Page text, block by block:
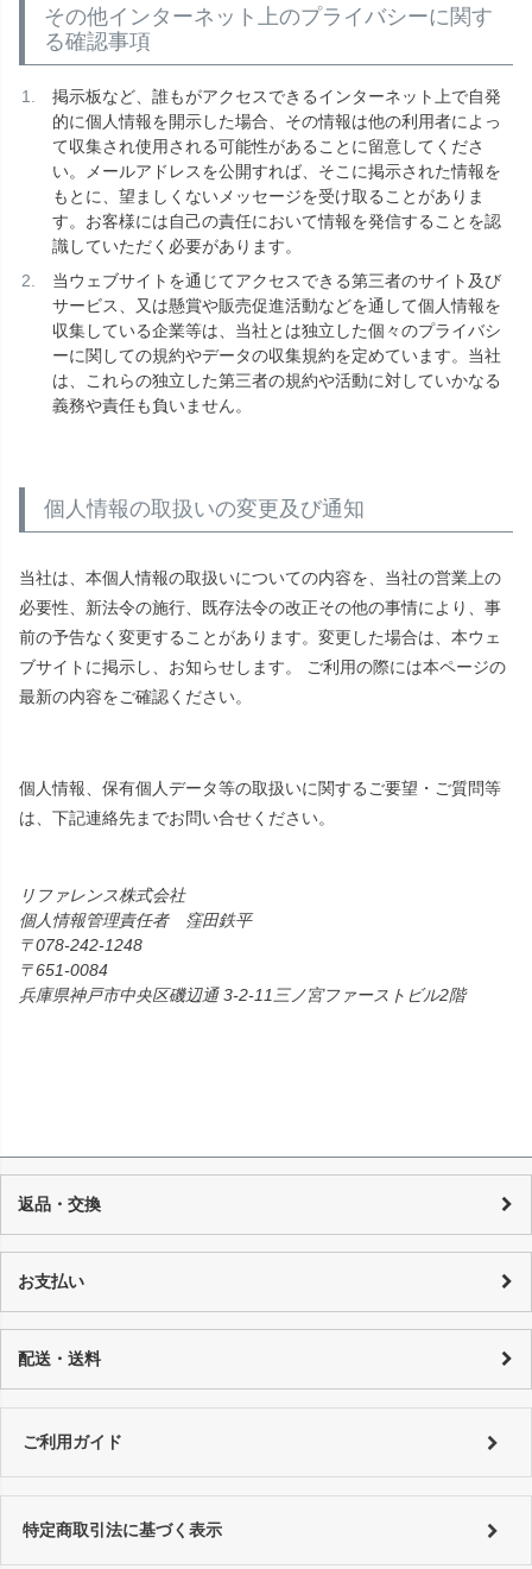
その他インターネット上のプライバシーに関す
る確認事項
掲示板など、誰もがアクセスできるインターネット上で自発
的に個人情報を開示した場合、その情報は他の利用者によっ
て収集され使用される可能性があることに留意してくださ
い。メールアドレスを公開すれば、そこに掲示された情報を
もとに、望ましくないメッセージを受け取ることがありま
す。お客様には自己の責任において情報を発信することを認
識していただく必要があります。
当ウェブサイトを通じてアクセスできる第三者のサイト及び
サービス、又は懸賞や販売促進活動などを通して個人情報を
収集している企業等は、当社とは独立した個々のプライバシ
ーに関しての規約やデータの収集規約を定めています。当社
は、これらの独立した第三者の規約や活動に対していかなる
義務や責任も負いません。
個人情報の取扱いの変更及び通知
当社は、本個人情報の取扱いについての内容を、当社の営業上の
必要性、新法令の施行、既存法令の改正その他の事情により、事
前の予告なく変更することがあります。変更した場合は、本ウェ
ブサイトに掲示し、お知らせします。 ご利用の際には本ページの
最新の内容をご確認ください。
個人情報、保有個人データ等の取扱いに関するご要望・ご質問等
は、下記連絡先までお問い合せください。
リファレンス株式会社
個人情報管理責任者 窪田鉄平
078-242-1248
〒651-0084
兵庫県神戸市中央区磯辺通 3-2-11三ノ宮ファーストビル2階
返品・交換
当店の商品は店頭でも販売しており、また基本的に1点物のUSED品とな
り随時在庫の調整を行っておりますが、反映までの時間に若干の誤差が
ございませんが、何卒ご了承下さいます様お願い申し上げます。 商品の
っております。
お支払い
カード決済：一括払い・分割払い・リボ払い
代金引換：代引手数料はご購入金額によってことなります。
します。
詳しくはご利用ガイド
配送・送料
特にご指定がない場合は以下の対応となります。
■代金引換、クレジットカード ⇒ ご注文確認後、翌営業日以内に発送
ご利用ガイド
特定商取引法に基づく表示